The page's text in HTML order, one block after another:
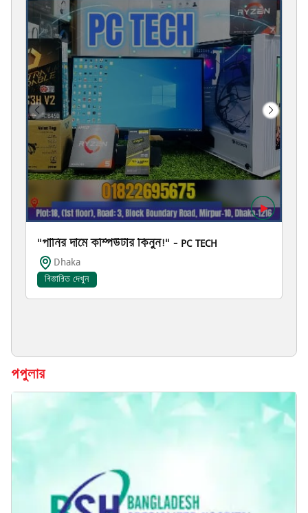
"পানির দামে কম্পিউটার কিনুন!" – PC TECH
Dhaka
বিস্তারিত দেখুন
পপুলার